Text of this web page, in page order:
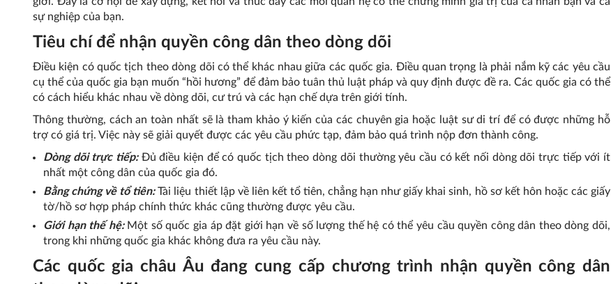
sự nghiệp của bạn.
Tiêu chí để nhận quyền công dân theo dòng dõi
Điều kiện có quốc tịch theo dòng dõi có thể khác nhau giữa các quốc gia. Điều quan trọng là phải nắm kỹ các yêu cầu
cụ thể của quốc gia bạn muốn “hồi hương” để đảm bảo tuân thủ luật pháp và quy định được đề ra. Các quốc gia có thể
có cách hiểu khác nhau về dòng dõi, cư trú và các hạn chế dựa trên giới tính.
Thông thường, cách an toàn nhất sẽ là tham khảo ý kiến của các chuyên gia hoặc luật sư di trí để có được những hỗ
trợ có giá trị. Việc này sẽ giải quyết được các yêu cầu phức tạp, đảm bảo quá trình nộp đơn thành công.
Dòng dõi trực tiếp: Đủ điều kiện để có quốc tịch theo dòng dõi thường yêu cầu có kết nối dòng dõi trực tiếp với ít
nhất một công dân của quốc gia đó.
Bằng chứng về tổ tiên:Tài liệu thiết lập về liên kết tổ tiên, chẳng hạn như giấy khai sinh, hồ sơ kết hôn hoặc các giấy
tờ/hồ sơ hợp pháp chính thức khác cũng thường được yêu cầu.
Giới hạn thế hệ: Một số quốc gia áp đặt giới hạn về số lượng thế hệ có thể yêu cầu quyền công dân theo dòng dõi,
trong khi những quốc gia khác không đưa ra yêu cầu này.
Các quốc gia châu Âu đang cung cấp chương trình nhận quyền công dân